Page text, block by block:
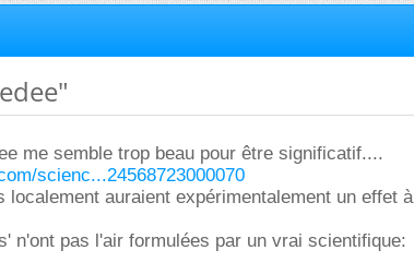
me semble trop beau pour être significatif....
scienc...24568723000070
localement auraient expérimentalement un effet à
n'ont pas l'air formulées par un vrai scientifique: